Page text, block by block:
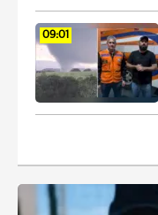
09:01